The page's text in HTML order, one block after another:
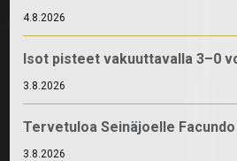
4.8.2026
Isot pisteet vakuuttavalla 3–0
3.8.2026
Tervetuloa Seinäjoelle
3.8.2026